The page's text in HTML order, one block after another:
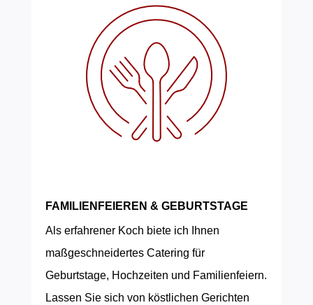
FAMILIENFEIEREN & GEBURTSTAGE
Als erfahrener Koch biete ich Ihnen
maßgeschneidertes Catering für
Geburtstage, Hochzeiten und Familienfeiern.
Lassen Sie sich von köstlichen Gerichten